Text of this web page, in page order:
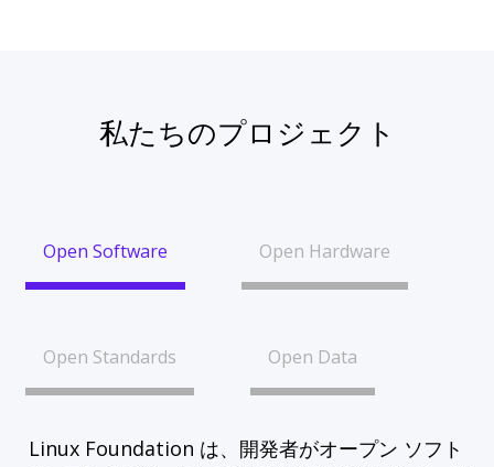
私たちのプロジェクト
Open Software Open Hardware
Open Standards Open Data
Linux Foundation は、開発者がオープン ソフト